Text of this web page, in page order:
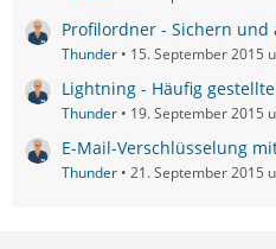
Profilordner - Sichern
Thunder 15. September 2015
Lightning - Häufig
Thunder 19. September 2015
E-Mail-Verschlüsselung
Thunder 21. September 2015